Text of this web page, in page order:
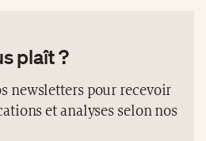
régénérés,
ouverte et partagée:
tournées vers le
pour durer.
plaît ?
newsletters pour recevoir
et analyses selon nos